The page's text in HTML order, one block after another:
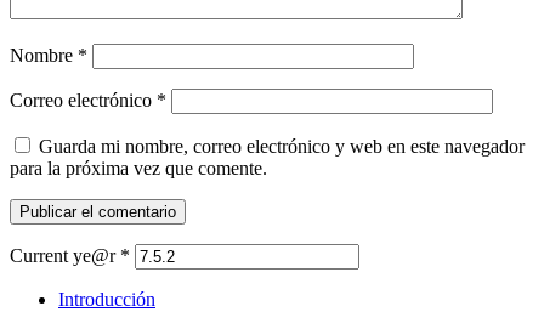
Nombre *
Correo electrónico *
Guarda mi nombre, correo electrónico y web en este navegador
para la próxima vez que comente.
Current ye@r *
Introducción